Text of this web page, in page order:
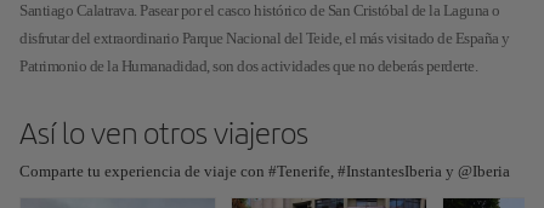
Santiago Calatrava. Pasear por el casco histórico de San Cristóbal de la Laguna o
disfrutar del extraordinario Parque Nacional del Teide, el más visitado de España y
Patrimonio de la Humanadidad, son dos actividades que no deberás perderte.
Así lo ven otros viajeros
Comparte tu experiencia de viaje con #Tenerife, #InstantesIberia y @Iberia